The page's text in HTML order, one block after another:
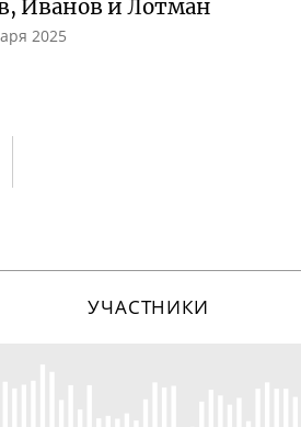
Иванов и Лотман
2025
УЧАСТНИКИ